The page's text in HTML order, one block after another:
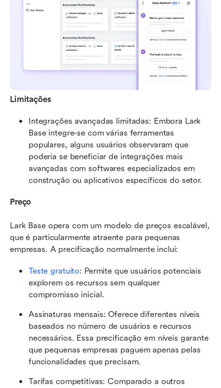
Limitações
Integrações avançadas limitadas: Embora Lark
Base integre-se com várias ferramentas
populares, alguns usuários observaram que
poderia se beneficiar de integrações mais
avançadas com softwares especializados em
construção ou aplicativos específicos do setor.
Preço
Lark Base opera com um modelo de preços escalável,
que é particularmente atraente para pequenas
empresas. A precificação normalmente inclui:
Teste gratuito: Permite que usuários potenciais
explorem os recursos sem qualquer
compromisso inicial.
Assinaturas mensais: Oferece diferentes níveis
baseados no número de usuários e recursos
necessários. Essa precificação em níveis garante
que pequenas empresas paguem apenas pelas
funcionalidades que precisam.
Tarifas competitivas: Comparado a outros